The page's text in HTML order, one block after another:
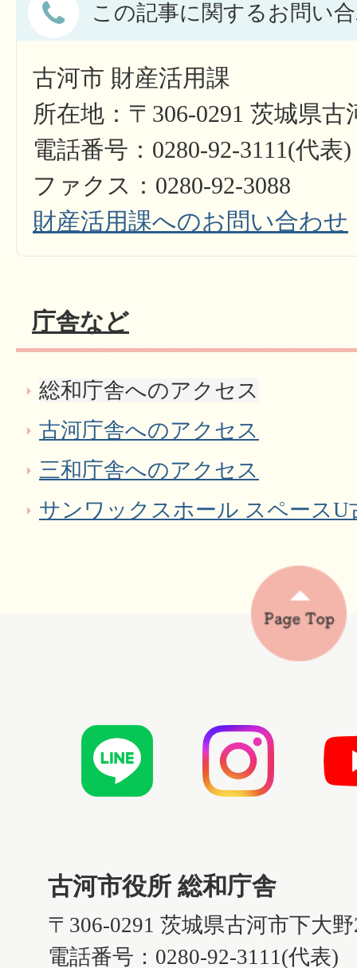
この記事に関するお問い
古河市 財産活用課
所在地：〒306-0291 茨城県
電話番号：0280-92-3111(代表)
ファクス：0280-92-3088
財産活用課へのお問い合わせ
庁舎など
総和庁舎へのアクセス
古河庁舎へのアクセス
三和庁舎へのアクセス
サンワックスホール スペースU
古河市役所 総和庁舎
〒306-0291 茨城県古河市下大
電話番号：0280-92-3111(代表)